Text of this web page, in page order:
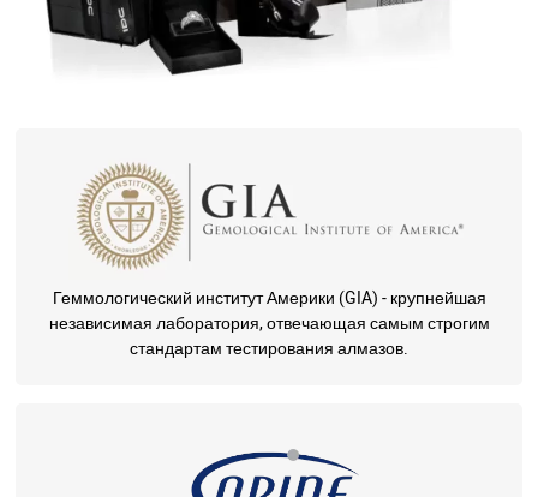
Геммологический институт Америки (GIA) - крупнейшая
независимая лаборатория, отвечающая самым строгим
стандартам тестирования алмазов.